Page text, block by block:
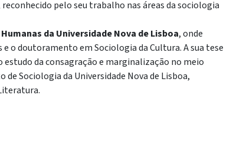
pelo seu trabalho nas áreas da sociologia
da Universidade Nova de Lisboa, onde
o doutoramento em Sociologia da Cultura. A sua tese
estudo da consagração e marginalização no meio
Sociologia da Universidade Nova de Lisboa,